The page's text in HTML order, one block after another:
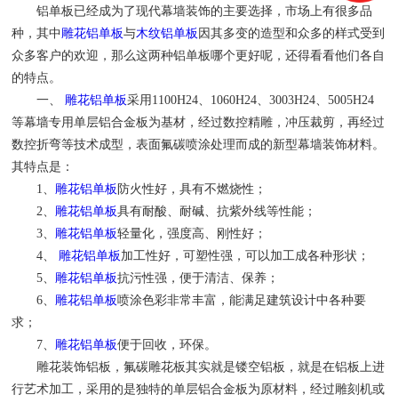
铝单板已经成为了现代幕墙装饰的主要选择，市场上有很多品
种，其中 雕花铝单板与木纹铝单板 因其多变的造型和众多的样式受到
众多客户的欢迎，那么这两种铝单板哪个更好呢，还得看看他们各自
的特点。
一、
雕花铝单板采用1100H24、1060H24、3003H24、5005H24
等幕墙专用单层铝合金板为基材，经过数控精雕，冲压裁剪，再经过
数控折弯等技术成型，表面氟碳喷涂处理而成的新型幕墙装饰材料。
其特点是：
1、 雕花铝单板 防火性好，具有不燃烧性；
2、 雕花铝单板具有耐酸、耐碱、抗紫外线等性能；
3、 雕花铝单板轻量化，强度高、刚性好；
4、 雕花铝单板 加工性好，可塑性强，可以加工成各种形状；
5、 雕花铝单板抗污性强，便于清洁、保养；
6、 雕花铝单板喷涂色彩非常丰富，能满足建筑设计中各种要
求；
7、 雕花铝单板便于回收，环保。
雕花装饰铝板，氟碳雕花板其实就是镂空铝板，就是在铝板上进
行艺术加工，采用的是独特的单层铝合金板为原材料，经过雕刻机或